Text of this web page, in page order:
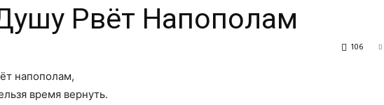
Рвёт Напополам
106
напополам,
время вернуть.